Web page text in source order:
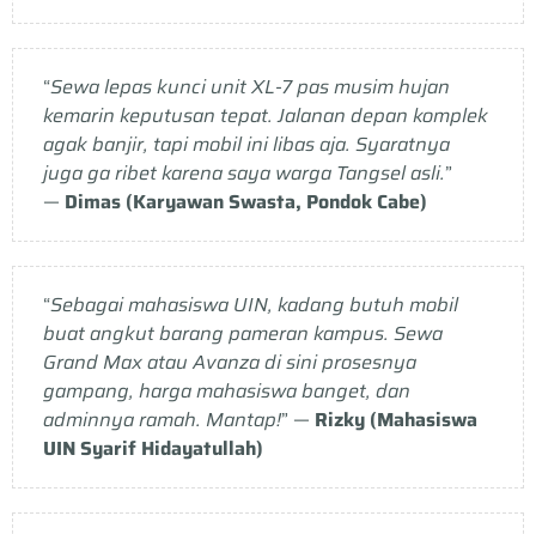
“Sebagai mahasiswa UIN, kadang butuh mobil
buat angkut barang pameran kampus. Sewa
Grand Max atau Avanza di sini prosesnya
gampang, harga mahasiswa banget, dan
adminnya ramah. Mantap!” — Rizky (Mahasiswa
UIN Syarif Hidayatullah)
“Sewa lepas kunci unit XL-7 pas musim hujan
kemarin keputusan tepat. Jalanan depan komplek
agak banjir, tapi mobil ini libas aja. Syaratnya
juga ga ribet karena saya warga Tangsel asli.”
— Dimas (Karyawan Swasta, Pondok Cabe)